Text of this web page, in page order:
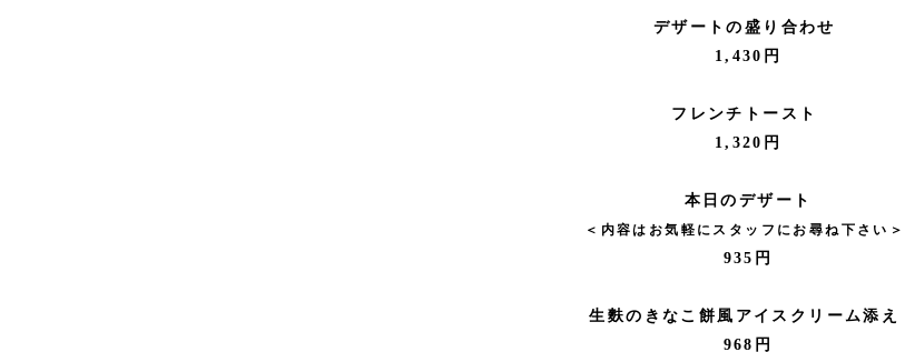
デザートの盛り合わせ
1,430円
フレンチトースト
1,320円
本日のデザート
＜内容はお気軽にスタッフにお尋ね下さい＞
935円
生麩のきなこ餅風アイスクリーム添え
968円